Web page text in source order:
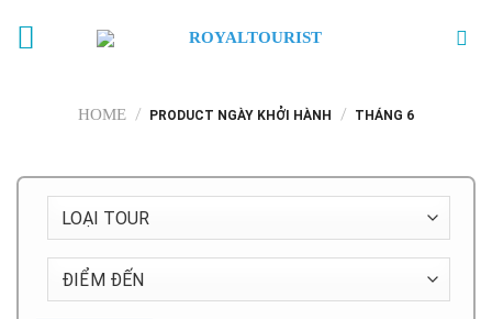
HOME / PRODUCT NGÀY KHỞI HÀNH / THÁNG 6